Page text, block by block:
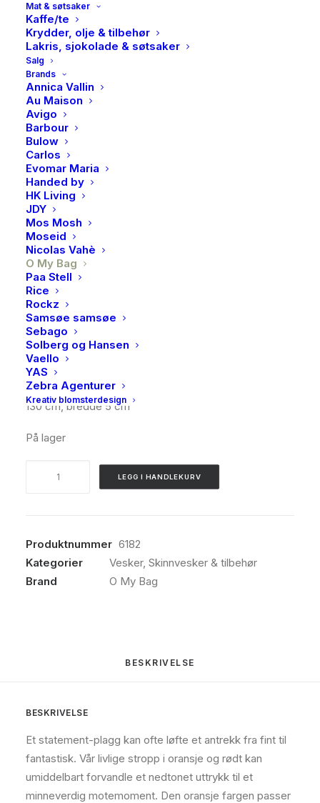
Mat & søtsaker
Kaffe/te
Krydder, olje & tilbehør
Lakris, sjokolade & søtsaker
Salg
Brands
Annica Vallin
Au Maison
Avigo
Barbour
Bulow
Carlos
Evomar Maria
Handed by
HK Living
JDY
Mos Mosh
Moseid
Nicolas Vahè
O My Bag
Paa Stell
Rice
Rockz
Samsøe samsøe
Sebago
Solberg og Hansen
Vaello
YAS
Zebra Agenturer
Kreativ blomsterdesign
O My Bag, Webbing strap,
Orange/red/black
549,00
Et statement-plagg kan ofte løfte et antrekk fra fint til
fantastisk. Vår livlige stropp i oransje og rødt kan
umiddelbart forvandle et nedtonet uttrykk til et
minneverdig motemoment. Den oransje fargen passer
perfekt sammen med de sorte skinndetaljene. Alle O
My Bag-vesker med avtakbar stropp kan styles med
den stripete webbing-stroppen.
Antikk messingbeslag
Avtakbar og justerbar stropp
GOTS-sertifisert resirkulert bomull
Vekt: 200 g
Mål på stropp: Justerbar – lengde min. 86 cm / maks.
130 cm, bredde 5 cm
På lager
strap,
Orange/red/black
antall
LEGG I HANDLEKURV
Produktnummer 6182
Kategorier
Vesker, Skinnvesker & tilbehør
Brand
O My Bag
BESKRIVELSE
BESKRIVELSE
Et statement-plagg kan ofte løfte et antrekk fra fint til
fantastisk. Vår livlige stropp i oransje og rødt kan
umiddelbart forvandle et nedtonet uttrykk til et
minneverdig motemoment. Den oransje fargen passer